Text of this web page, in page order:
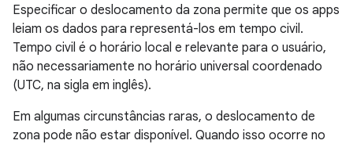
Especificar o deslocamento da zona permite que os apps
leiam os dados para representá-los em tempo civil.
Tempo civil é o horário local e relevante para o usuário,
não necessariamente no horário universal coordenado
(UTC, na sigla em inglês).
Em algumas circunstâncias raras, o deslocamento de
zona pode não estar disponível. Quando isso ocorre no